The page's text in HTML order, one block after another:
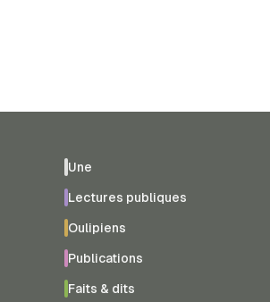
Une
Lectures publiques
Oulipiens
Publications
Faits & dits